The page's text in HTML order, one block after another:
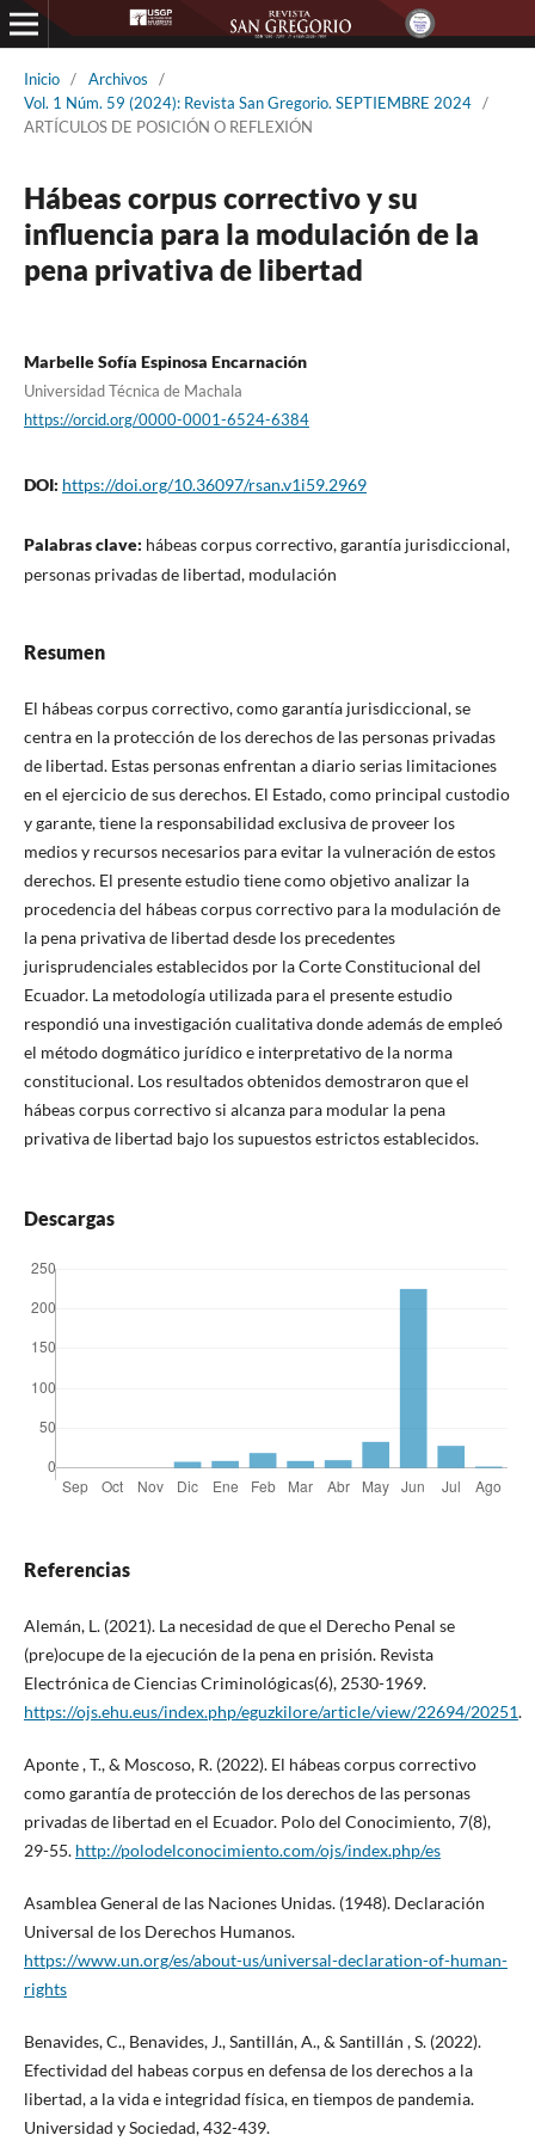
Inicio / Archivos
/
Vol. 1 Núm. 59 (2024): Revista San Gregorio. SEPTIEMBRE 2024 /
ARTÍCULOS DE POSICIÓN O REFLEXIÓN
Hábeas corpus correctivo y su
influencia para la modulación de la
pena privativa de libertad
Marbelle Sofía Espinosa Encarnación
Universidad Técnica de Machala
https://orcid.org/0000-0001-6524-6384
DOI: https://doi.org/10.36097/rsan.v1i59.2969
Palabras clave: hábeas corpus correctivo, garantía jurisdiccional,
personas privadas de libertad, modulación
Resumen
El hábeas corpus correctivo, como garantía jurisdiccional, se
centra en la protección de los derechos de las personas privadas
de libertad. Estas personas enfrentan a diario serias limitaciones
en el ejercicio de sus derechos. El Estado, como principal custodio
y garante, tiene la responsabilidad exclusiva de proveer los
medios y recursos necesarios para evitar la vulneración de estos
derechos. El presente estudio tiene como objetivo analizar la
procedencia del hábeas corpus correctivo para la modulación de
la pena privativa de libertad desde los precedentes
jurisprudenciales establecidos por la Corte Constitucional del
Ecuador. La metodología utilizada para el presente estudio
respondió una investigación cualitativa donde además de empleó
el método dogmático jurídico e interpretativo de la norma
constitucional. Los resultados obtenidos demostraron que el
hábeas corpus correctivo si alcanza para modular la pena
privativa de libertad bajo los supuestos estrictos establecidos.
Descargas
Referencias
Alemán, L. (2021). La necesidad de que el Derecho Penal se
(pre)ocupe de la ejecución de la pena en prisión. Revista
Electrónica de Ciencias Criminológicas(6), 2530-1969.
https://ojs.ehu.eus/index.php/eguzkilore/article/view/22694/20251.
Aponte , T., & Moscoso, R. (2022). El hábeas corpus correctivo
como garantía de protección de los derechos de las personas
privadas de libertad en el Ecuador. Polo del Conocimiento, 7(8),
29-55. http://polodelconocimiento.com/ojs/index.php/es
Asamblea General de las Naciones Unidas. (1948). Declaración
Universal de los Derechos Humanos.
https://www.un.org/es/about-us/universal-declaration-of-human-
rights
Benavides, C., Benavides, J., Santillán, A., & Santillán , S. (2022).
Efectividad del habeas corpus en defensa de los derechos a la
libertad, a la vida e integridad física, en tiempos de pandemia.
Universidad y Sociedad, 432-439.